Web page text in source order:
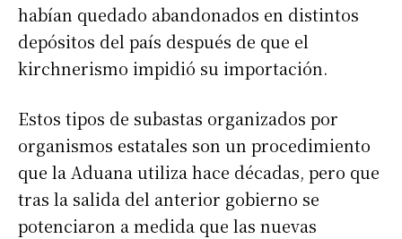
habían quedado abandonados en distintos
depósitos del país después de que el
kirchnerismo impidió su importación.
Estos tipos de subastas organizados por
organismos estatales son un procedimiento
que la Aduana utiliza hace décadas, pero que
tras la salida del anterior gobierno se
potenciaron a medida que las nuevas